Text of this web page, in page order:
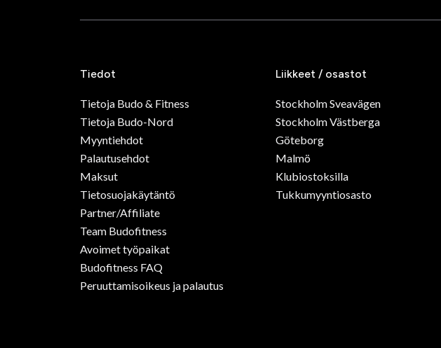
Tiedot
Tietoja Budo & Fitness
Tietoja Budo-Nord
Myyntiehdot
Palautusehdot
Maksut
Tietosuojakäytäntö
Partner/Affiliate
Team Budofitness
Avoimet työpaikat
Budofitness FAQ
Peruuttamisoikeus ja palautus
Liikkeet / osastot
Stockholm Sveavägen
Stockholm Västberga
Göteborg
Malmö
Klubiostoksilla
Tukkumyyntiosasto